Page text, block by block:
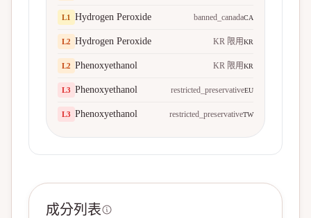
L1 Hydrogen Peroxide banned_canadaCA
L2 Hydrogen Peroxide KR 限用KR
L2 Phenoxyethanol KR 限用KR
L3 Phenoxyethanol restricted_preservativeEU
L3 Phenoxyethanol restricted_preservativeTW
成分列表